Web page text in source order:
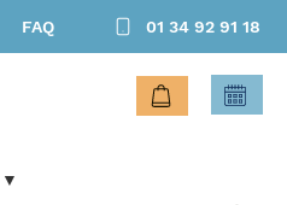
FAQ 01 34 92 91 18